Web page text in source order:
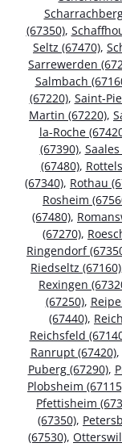
(67350),
Seltz (67470),
Sarrewerden
Salmbach
(67220), Saint-
Martin (67220),
la-Roche
(67390),
(67480),
(67340), Rothau
Rosheim
(67480),
(67270),
Ringendorf
Riedseltz (67160)
Rexingen
(67250),
(67440),
Reichsfeld
Ranrupt (67420),
Puberg (67290),
Plobsheim
Pfettisheim
(67350),
(67530),